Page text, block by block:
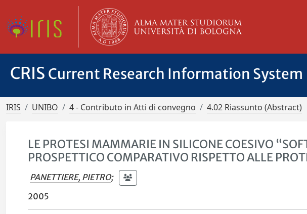
CRIS Current Research Information System
IRIS UNIBO 4 - Contributo in Atti di convegno 4.02 Riassunto (Abstract)
LE PROTESI MAMMARIE IN SILICONE COESIVO
PROSPETTICO COMPARATIVO RISPETTO ALLE
PANETTIERE, PIETRO;
2005